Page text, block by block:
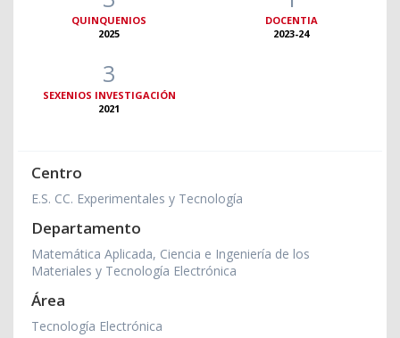
QUINQUENIOS
2025
DOCENTIA
2023-24
3
SEXENIOS INVESTIGACIÓN
2021
Centro
E.S. CC. Experimentales y Tecnología
Departamento
Matemática Aplicada, Ciencia e Ingeniería de los
Materiales y Tecnología Electrónica
Área
Tecnología Electrónica